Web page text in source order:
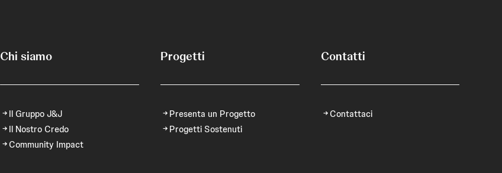
Chi siamo
Il Gruppo J&J
Il Nostro Credo
Community Impact
Progetti
Presenta un Progetto
Progetti Sostenuti
Contatti
Contattaci